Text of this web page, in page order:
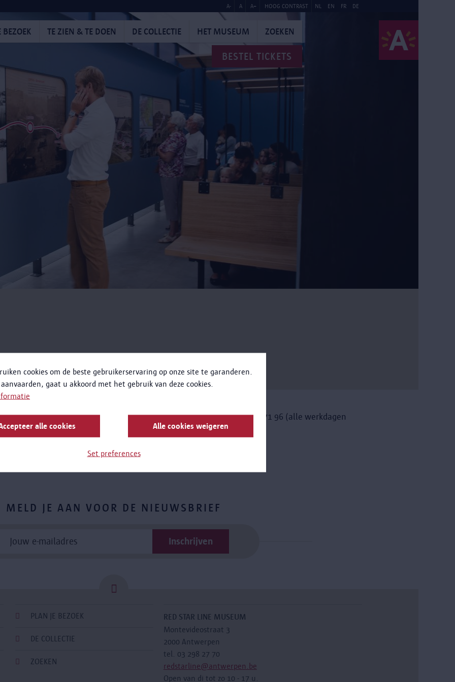
cookies om de beste gebruikerservaring op onze site te garanderen.
gaat u akkoord met het gebruik van deze cookies.
alle cookies Alle cookies weigeren
Set preferences
A- A A+ HOOG CONTRAST NL EN FR DE
BEZOEK TE ZIEN & TE DOEN DE COLLECTIE HET MUSEUM ZOEKEN
BESTEL TICKETS
je contact opnemen met nadia.devree@antwerpen.be/ +32 475 36 71 96 (alle werkdagen
kun je contact opnemen metpress@visitantwerpen.be
MELD JE AAN VOOR DE NIEUWSBRIEF
PLAN JE BEZOEK
DE COLLECTIE
ZOEKEN
RED STAR LINE MUSEUM
Montevideostraat 3
2000 Antwerpen
tel. 03 298 27 70
redstarline@antwerpen.be
Open van di tot zo 10 - 17 u.